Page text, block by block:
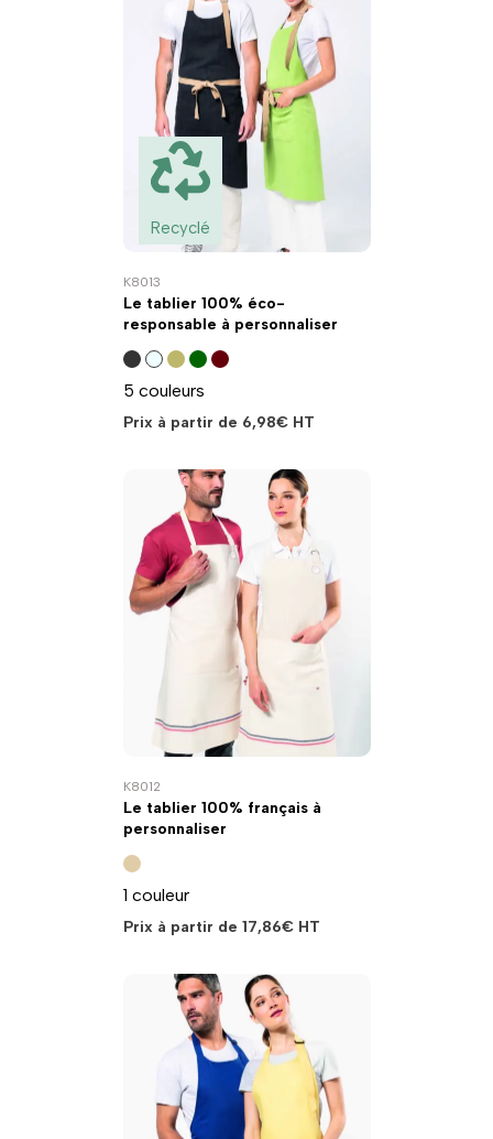
Recyclé
K8013
Le tablier 100% éco-
responsable à personnaliser
5 couleurs
Prix à partir de 6,98€HT
K8012
Le tablier 100% français à
personnaliser
1 couleur
Prix à partir de 17,86€HT